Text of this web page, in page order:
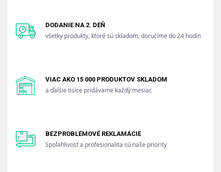
DODANIE NA 2. DEŇ
všetky produkty, ktoré sú skladom, doručíme do 24 hodín
VIAC AKO 15 000 PRODUKTOV SKLADOM
a ďalšie tisíce pridávame každý mesiac
BEZPROBLÉMOVÉ REKLAMÁCIE
Spoľahlivosť a profesionalita sú naše priority